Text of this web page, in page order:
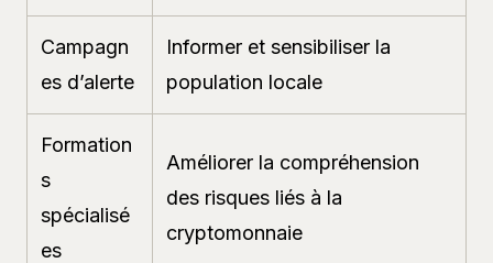
Campagn
es d’alerte
Informer et sensibiliser la
population locale
Formation
s
spécialisé
es
Améliorer la compréhension
des risques liés à la
cryptomonnaie